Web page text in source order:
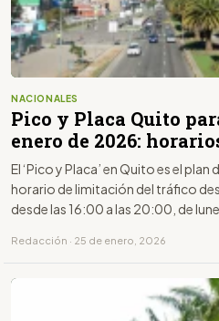
NACIONALES
Pico y Placa Quito
enero de 2026:
El ‘Pico y Placa’ en Quito es el
horario de limitación del tráfico
desde las 16:00 a las 20:00, de
Redacción · 25 de enero, 2026